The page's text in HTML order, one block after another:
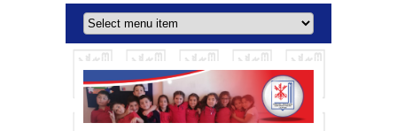
Molina - Licantén